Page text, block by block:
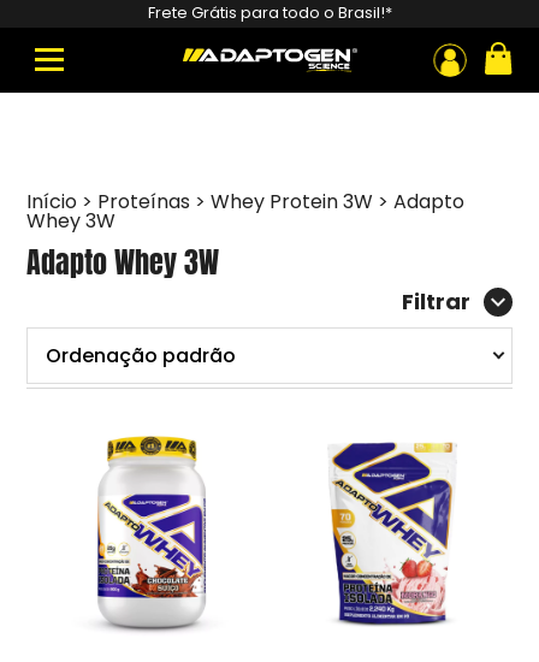
Frete Grátis para todo o Brasil!*
ou
produtos
Início > Proteínas >Whey Protein 3W >Adapto
Whey 3W
Adapto Whey 3W
Filtrar